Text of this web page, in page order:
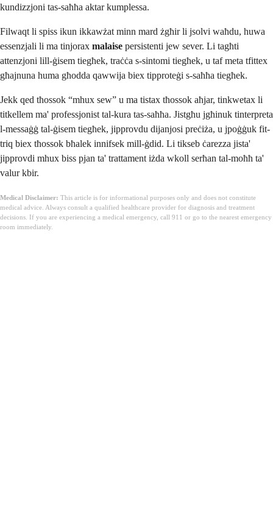
kundizzjoni tas-saħħa aktar kumplessa.
Filwaqt li spiss ikun ikkawżat minn mard żgħir li jsolvi waħdu, huwa
essenzjali li ma tinjorax malaise persistenti jew sever. Li tagħti
attenzjoni lill-ġisem tiegħek, traċċa s-sintomi tiegħek, u taf meta tfittex
għajnuna huma għodda qawwija biex tipproteġi s-saħħa tiegħek.
Jekk qed tħossok “mhux sew” u ma tistax tħossok aħjar, tinkwetax li
titkellem ma' professjonist tal-kura tas-saħħa. Jistgħu jgħinuk tinterpreta
l-messaġġ tal-ġisem tiegħek, jipprovdu dijanjosi preċiża, u jpoġġuk fit-
triq biex tħossok bħalek innifsek mill-ġdid. Li tikseb ċarezza jista'
jipprovdi mhux biss pjan ta' trattament iżda wkoll serħan tal-moħħ ta'
valur kbir.
Medical Disclaimer: This article is for informational purposes only and does not constitute
medical advice. Always consult a qualified healthcare provider for diagnosis and treatment
decisions. If you are experiencing a medical emergency, call 911 or go to the nearest emergency
room immediately.